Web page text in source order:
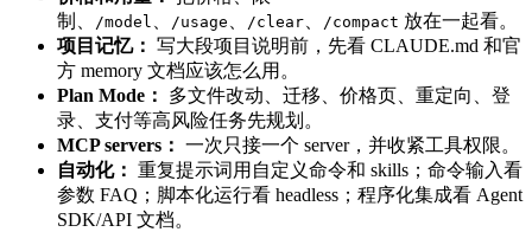
制、
/model /usage /clear /compact 放在一起看。
项目记忆： 写大段项目说明前，先看 CLAUDE.md 和官
方 memory 文档应该怎么用。
Plan Mode：
多文件改动、迁移、价格页、重定向、登
录、支付等高风险任务先规划。
MCP servers： 一次只接一个 server，并收紧工具权限。
自动化： 重复提示词用自定义命令和 skills；命令输入看
参数 FAQ；脚本化运行看 headless；程序化集成看 Agent
SDK/API 文档。